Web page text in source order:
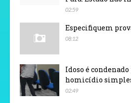
02:59
Especifiquem
08:12
Idoso é
homicídio
02:49